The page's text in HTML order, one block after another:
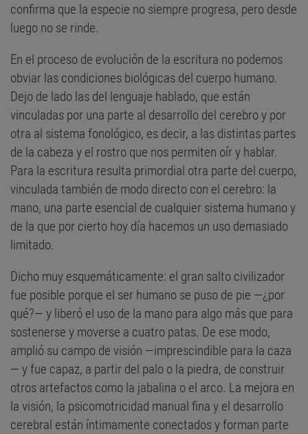
confirma que la especie no siempre progresa, pero desde
luego no se rinde.
En el proceso de evolución de la escritura no podemos
obviar las condiciones biológicas del cuerpo humano.
Dejo de lado las del lenguaje hablado, que están
vinculadas por una parte al desarrollo del cerebro y por
otra al sistema fonológico, es decir, a las distintas partes
de la cabeza y el rostro que nos permiten oír y hablar.
Para la escritura resulta primordial otra parte del cuerpo,
vinculada también de modo directo con el cerebro: la
mano, una parte esencial de cualquier sistema humano y
de la que por cierto hoy día hacemos un uso demasiado
limitado.
Dicho muy esquemáticamente: el gran salto civilizador
fue posible porque el ser humano se puso de pie —¿por
qué?— y liberó el uso de la mano para algo más que para
sostenerse y moverse a cuatro patas. De ese modo,
amplió su campo de visión —imprescindible para la caza
— y fue capaz, a partir del palo o la piedra, de construir
otros artefactos como la jabalina o el arco. La mejora en
la visión, la psicomotricidad manual fina y el desarrollo
cerebral están íntimamente conectados y forman parte